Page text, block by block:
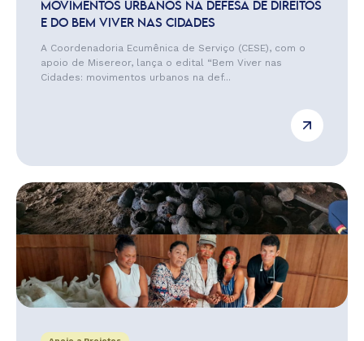
MOVIMENTOS URBANOS NA DEFESA DE DIREITOS
E DO BEM VIVER NAS CIDADES
A Coordenadoria Ecumênica de Serviço (CESE), com o
apoio de Misereor, lança o edital “Bem Viver nas
Cidades: movimentos urbanos na def...